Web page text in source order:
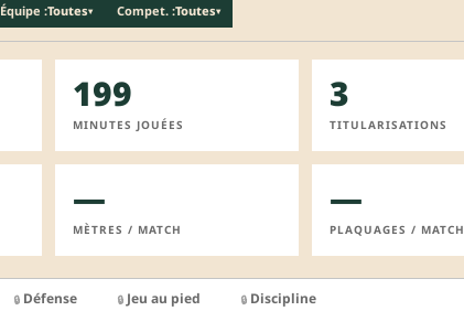
Équipe :Toutes▾ Compet. :Toutes▾
199
MINUTES JOUÉES
3
TITULARISATIONS
—
MÈTRES / MATCH
—
PLAQUAGES / MATCH
🔒 Défense 🔒 Jeu au pied 🔒 Discipline